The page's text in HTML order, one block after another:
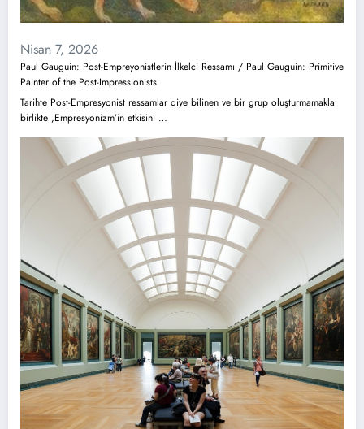
Nisan 7, 2026
Paul Gauguin: Post-Empreyonistlerin İlkelci Ressamı / Paul Gauguin: Primitive
Painter of the Post-Impressionists
Tarihte Post-Empresyonist ressamlar diye bilinen ve bir grup oluşturmamakla
birlikte ,Empresyonizm’in etkisini …